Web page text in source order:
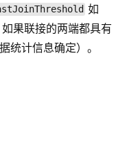
如
果联接的两端都具有
统计信息确定）。